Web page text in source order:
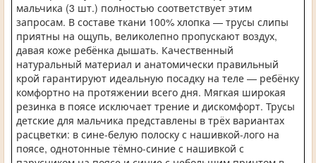
мальчика (3 шт.) полностью соответствует этим
запросам. В составе ткани 100% хлопка — трусы слипы
приятны на ощупь, великолепно пропускают воздух,
давая коже ребёнка дышать. Качественный
натуральный материал и анатомически правильный
крой гарантируют идеальную посадку на теле — ребёнку
комфортно на протяжении всего дня. Мягкая широкая
резинка в поясе исключает трение и дискомфорт. Трусы
детские для мальчика представлены в трёх вариантах
расцветки: в сине-белую полоску с нашивкой-лого на
поясе, однотонные тёмно-синие с нашивкой с